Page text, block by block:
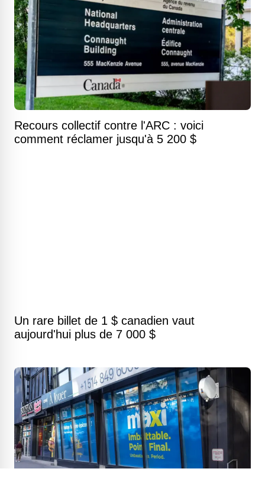
Recours collectif contre l'ARC : voici
comment réclamer jusqu'à 5 200 $
Un rare billet de 1 $ canadien vaut
aujourd'hui plus de 7 000 $